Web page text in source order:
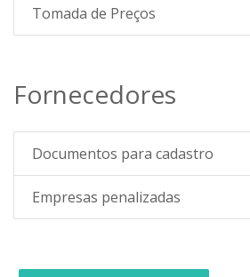
Tomada de Preços
Fornecedores
Documentos para cadastro
Empresas penalizadas